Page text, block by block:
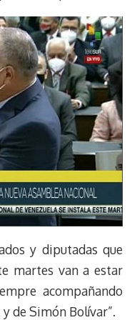
y diputadas que
martes van a estar
acompañando
de Simón Bolívar”.